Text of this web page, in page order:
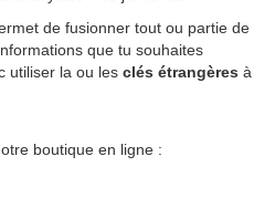
de fusionner tout ou partie de
que tu souhaites
utiliser la ou les clés étrangères à
boutique en ligne :